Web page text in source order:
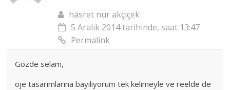
hasret nur akçiçek
5 Aralık 2014 tarihinde, saat 13:47
Permalink
Gözde selam,
oje tasarımlarına bayılıyorum tek kelimeyle ve reelde de